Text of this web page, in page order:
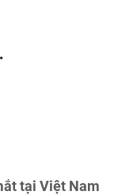
tại Việt Nam